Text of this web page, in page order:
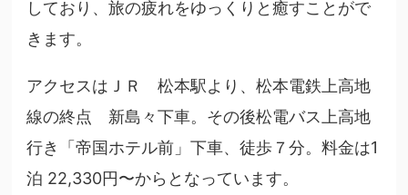
しており、旅の疲れをゆっくりと癒すことがで
きます。
アクセスはＪＲ 松本駅より、松本電鉄上高地
線の終点 新島々下車。その後松電バス上高地
行き「帝国ホテル前」下車、徒歩７分。料金は1
泊 22,330円〜からとなっています。